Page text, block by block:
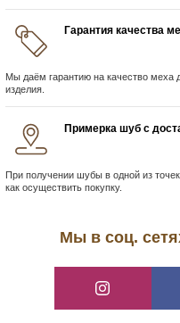
Гарантия качества
Мы даём гарантию на качество меха
изделия.
Примерка шуб с
При получении шубы в одной из
как осуществить покупку.
Мы в соц.